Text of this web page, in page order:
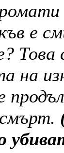
е
Това
на